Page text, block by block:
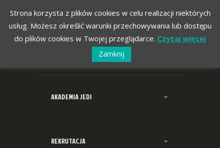
AKADEMIA JEDI
REKRUTACJA
Strona korzysta z plików cookies w celu realizacji niektórych
usług. Możesz określić warunki przechowywania lub dostępu
do plików cookies w Twojej przeglądarce. Czytaj więcej
Zamknij